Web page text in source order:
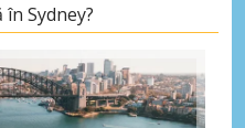
Sydney?